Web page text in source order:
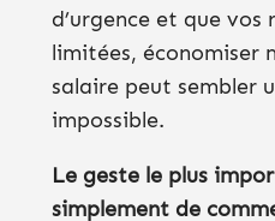
d’urgence et que vos
limitées, économiser
salaire peut sembler
impossible.
Le geste le plus
simplement de